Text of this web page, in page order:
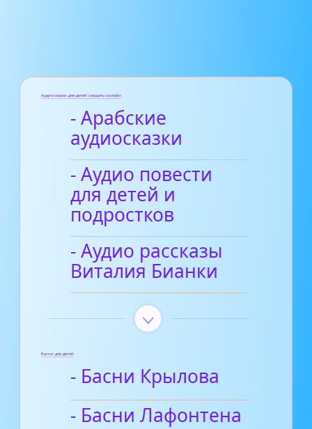
Аудиосказки для детей слушать онлайн
- Арабские
аудиосказки
- Аудио повести
для детей и
подростков
- Аудио рассказы
Виталия Бианки
Басни для детей
- Басни Крылова
- Басни Лафонтена